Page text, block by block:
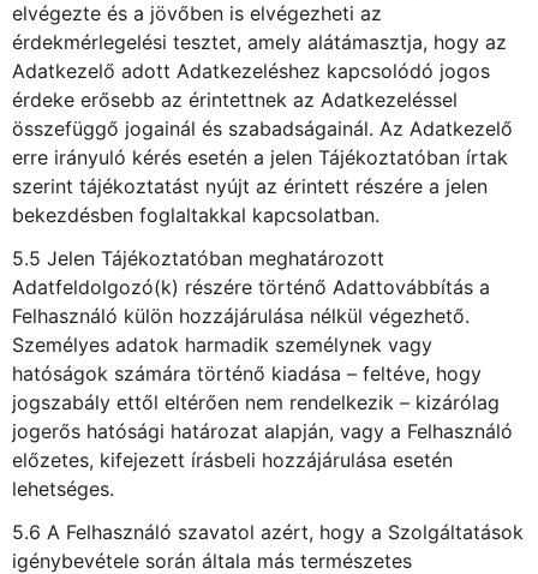
elvégezte és a jövőben is elvégezheti az
érdekmérlegelési tesztet, amely alátámasztja, hogy az
Adatkezelő adott Adatkezeléshez kapcsolódó jogos
érdeke erősebb az érintettnek az Adatkezeléssel
összefüggő jogainál és szabadságainál. Az Adatkezelő
erre irányuló kérés esetén a jelen Tájékoztatóban írtak
szerint tájékoztatást nyújt az érintett részére a jelen
bekezdésben foglaltakkal kapcsolatban.
5.5 Jelen Tájékoztatóban meghatározott
Adatfeldolgozó(k) részére történő Adattovábbítás a
Felhasználó külön hozzájárulása nélkül végezhető.
Személyes adatok harmadik személynek vagy
hatóságok számára történő kiadása – feltéve, hogy
jogszabály ettől eltérően nem rendelkezik – kizárólag
jogerős hatósági határozat alapján, vagy a Felhasználó
előzetes, kifejezett írásbeli hozzájárulása esetén
lehetséges.
5.6 A Felhasználó szavatol azért, hogy a Szolgáltatások
igénybevétele során általa más természetes